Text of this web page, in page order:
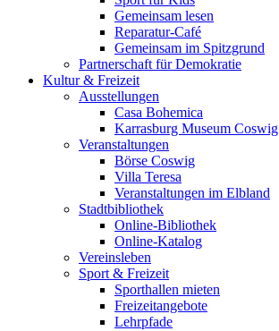
Gemeinsam lesen
Reparatur-Café
Gemeinsam im Spitzgrund
Partnerschaft für Demokratie
Kultur & Freizeit
Ausstellungen
Casa Bohemica
Karrasburg Museum Coswig
Veranstaltungen
Börse Coswig
Villa Teresa
Veranstaltungen im Elbland
Stadtbibliothek
Online-Bibliothek
Online-Katalog
Vereinsleben
Sport & Freizeit
Sporthallen mieten
Freizeitangebote
Lehrpfade